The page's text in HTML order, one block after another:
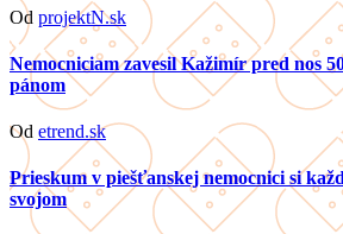
Od projektN.sk
Nemocniciam zavesil Kažimír pred nos
pánom
Od etrend.sk
Prieskum v piešťanskej nemocnici si
svojom